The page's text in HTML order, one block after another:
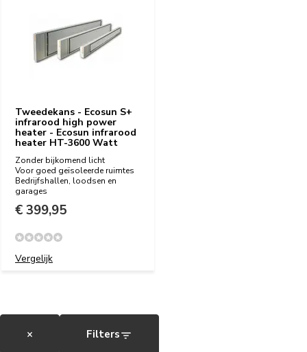
Tweedekans - Ecosun S+
infrarood high power
heater - Ecosun infrarood
heater HT-3600 Watt
Zonder bijkomend licht
Voor goed geïsoleerde ruimtes
Bedrijfshallen, loodsen en
garages
€ 399,95
Vergelijk
× Filters